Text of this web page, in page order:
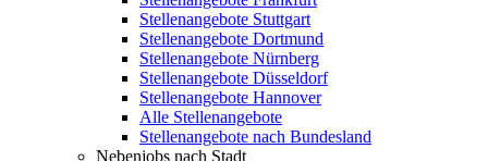
Stellenangebote Stuttgart
Stellenangebote Dortmund
Stellenangebote Nürnberg
Stellenangebote Düsseldorf
Stellenangebote Hannover
Alle Stellenangebote
Stellenangebote nach Bundesland
Nebenjobs nach Stadt